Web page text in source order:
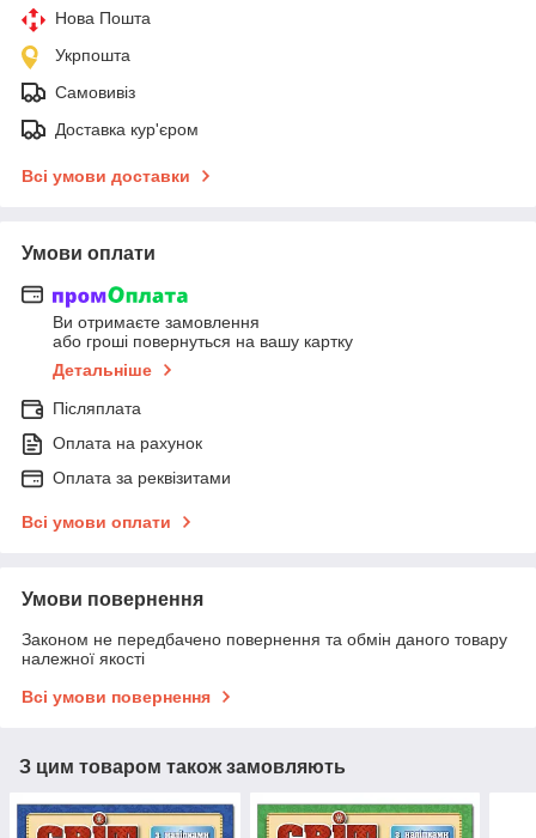
Нова Пошта
Укрпошта
Самовивіз
Доставка кур'єром
Всі умови доставки
Умови оплати
Ви отримаєте замовлення
або гроші повернуться на вашу картку
Детальніше
Післяплата
Оплата на рахунок
Оплата за реквізитами
Всі умови оплати
Умови повернення
Законом не передбачено повернення та обмін даного товару
належної якості
Всі умови повернення
З цим товаром також замовляють